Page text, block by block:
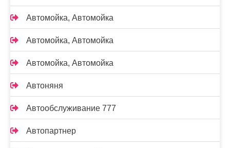
Автомойка, Автомойка
Автомойка, Автомойка
Автомойка, Автомойка
Автоняня
Автообслуживание 777
Автопартнер